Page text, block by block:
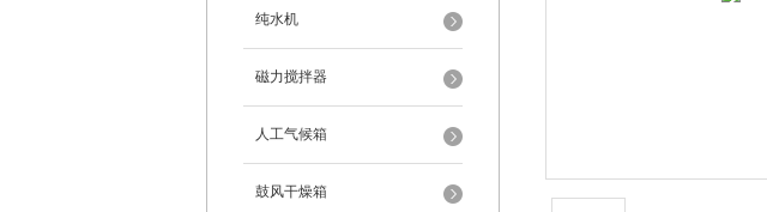
纯水机
磁力搅拌器
人工气候箱
鼓风干燥箱